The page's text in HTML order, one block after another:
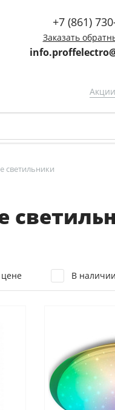
+7 (861)
Заказать
Акции
светильники
В наличии